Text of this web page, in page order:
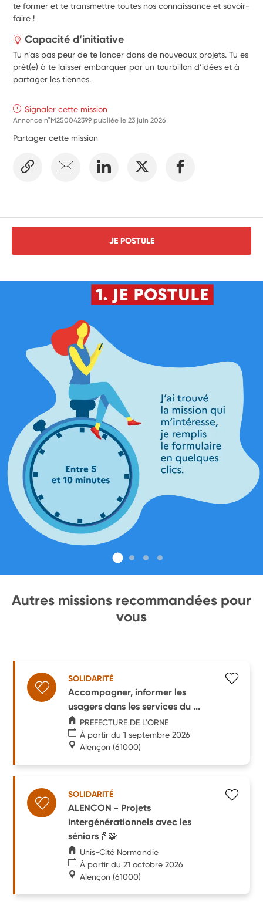
aucune expérience… ? Pas de panique ! Tu n’as pas
besoin d’être un(e) expert(e) en animation pour rejoindre
motivé(e), curieux(se) et surtout, plein(e) de passion pour
faire sourire les résidents et les collègues.
te former et te transmettre toutes nos connaissance et savoir-
faire !
Capacité d’initiative
Tu n’as pas peur de te lancer dans de nouveaux projets. Tu es
prêt(e) à te laisser embarquer par un tourbillon d’idées et à
partager les tiennes.
Signaler cette mission
Annonce n°M250042399 publiée le23 juin 2026
Partager cette mission
JE POSTULE
Autres missions recommandées pour
vous
SOLIDARITÉ
Accompagner, informer les
usagers dans les services du ...
PREFECTURE DE L'ORNE
À partir du 1 septembre 2026
Alençon (61000)
SOLIDARITÉ
ALENCON - Projets
intergénérationnels avec les
séniors👵🧩
Unis-Cité Normandie
À partir du 21 octobre 2026
Alençon (61000)